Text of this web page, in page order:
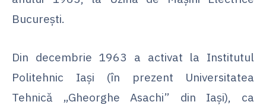
Bucureşti.
Din decembrie 1963 a activat la Institutul
Politehnic Iaşi (în prezent Universitatea
Tehnică „Gheorghe Asachi” din Iaşi), ca